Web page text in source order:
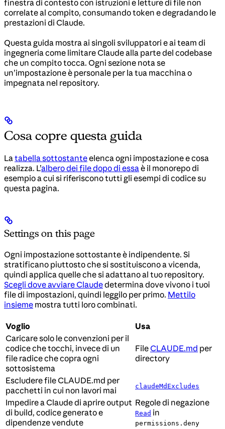
finestra di contesto con istruzioni e letture di file non
correlate al compito, consumando token e degradando le
prestazioni di Claude.
Questa guida mostra ai singoli sviluppatori e ai team di
ingegneria come limitare Claude alla parte del codebase
che un compito tocca. Ogni sezione nota se
un’impostazione è personale per la tua macchina o
impegnata nel repository.
Cosa copre questa guida
Latabella sottostanteelenca ogni impostazione e cosa
realizza. L’albero dei file dopo di essaè il monorepo di
esempio a cui si riferiscono tutti gli esempi di codice su
questa pagina.
Settings on this page
Ogni impostazione sottostante è indipendente. Si
stratificano piuttosto che si sostituiscono a vicenda,
quindi applica quelle che si adattano al tuo repository.
Scegli dove avviare Claudedetermina dove vivono i tuoi
file di impostazioni, quindi leggilo per primo. Mettilo
insieme mostra tutti loro combinati.
Voglio
Usa
Caricare solo le convenzioni per il
codice che tocchi, invece di un
file radice che copra ogni
sottosistema
FileCLAUDE.md per
directory
Escludere file CLAUDE.md per
pacchetti in cui non lavori mai
claudeMdExcludes
Impedire a Claude di aprire output
di build, codice generato e
dipendenze vendute
Regole di negazione
Read in
permissions.deny